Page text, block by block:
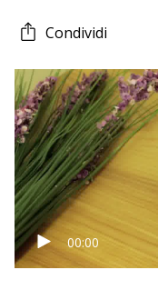
collana ! Fatemi
(nuova collezione)
✿YOUTUBE: http://
Condividi
00:00